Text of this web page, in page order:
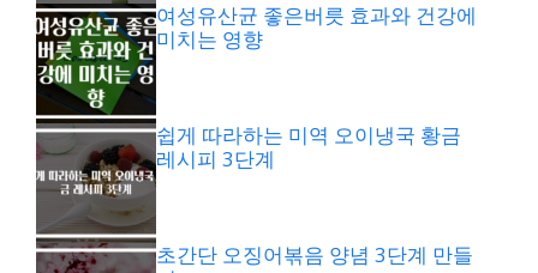
여성유산균 좋은버릇 효과와 건강에
미치는 영향
쉽게 따라하는 미역 오이냉국 황금
레시피 3단계
초간단 오징어볶음 양념 3단계 만들